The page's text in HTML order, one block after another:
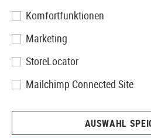
Gator Combo Axe
Komfortfunktionen
Marketing
StoreLocator
Mailchimp Connected Site
AUSWAHL